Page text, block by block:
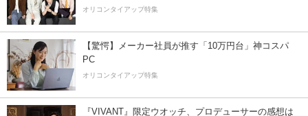
オリコンタイアップ特集
【驚愕】メーカー社員が推す「10万円台」神コスパ
PC
オリコンタイアップ特集
『VIVANT』限定ウオッチ、プロデューサーの感想は